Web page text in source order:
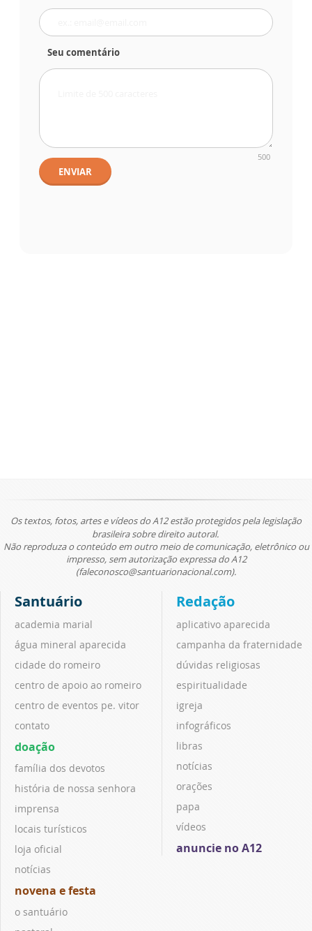
Seu comentário
500
ENVIAR
Os textos, fotos, artes e vídeos do A12 estão protegidos pela legislação
brasileira sobre direito autoral.
Não reproduza o conteúdo em outro meio de comunicação, eletrônico ou
impresso, sem autorização expressa do A12
(faleconosco@santuarionacional.com).
Santuário
academia marial
água mineral aparecida
cidade do romeiro
centro de apoio ao romeiro
centro de eventos pe. vitor
contato
doação
família dos devotos
história de nossa senhora
imprensa
locais turísticos
loja oficial
notícias
novena e festa
o santuário
Redação
aplicativo aparecida
campanha da fraternidade
dúvidas religiosas
espiritualidade
igreja
infográficos
libras
notícias
orações
papa
vídeos
anuncie no A12